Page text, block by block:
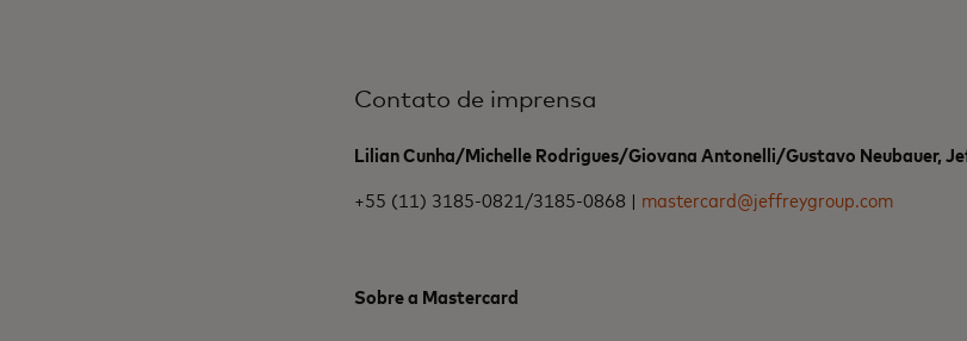
Contato de imprensa
Lilian Cunha/Michelle Rodrigues/Giovana Antonelli/Gustavo Neubauer,
+55 (11) 3185-0821/3185-0868 | mastercard@jeffreygroup.com
Sobre a Mastercard